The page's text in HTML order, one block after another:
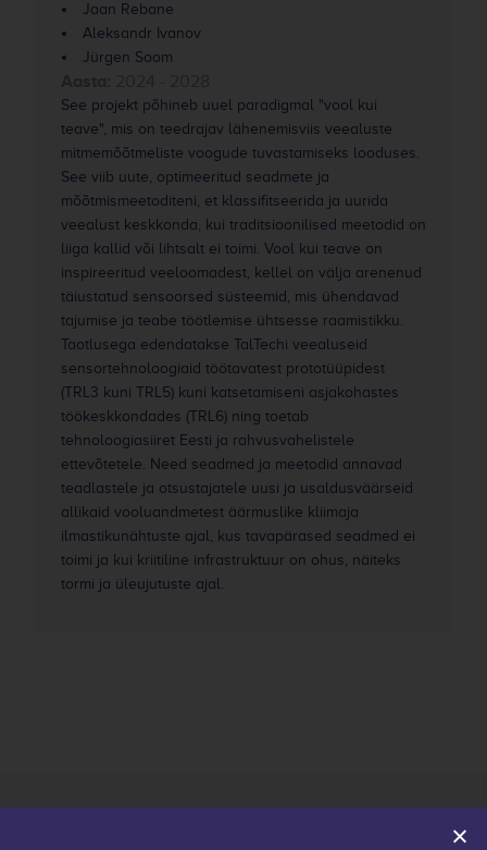
Jaan Rebane
Aleksandr Ivanov
Jürgen Soom
See projekt põhineb uuel paradigmal "vool kui
teave", mis on teedrajav lähenemisviis veealuste
mitmemõõtmeliste voogude tuvastamiseks looduses.
See viib uute, optimeeritud seadmete ja
mõõtmismeetoditeni, et klassifitseerida ja uurida
veealust keskkonda, kui traditsioonilised meetodid on
liiga kallid või lihtsalt ei toimi. Vool kui teave on
inspireeritud veeloomadest, kellel on välja arenenud
täiustatud sensoorsed süsteemid, mis ühendavad
tajumise ja teabe töötlemise ühtsesse raamistikku.
Taotlusega edendatakse TalTechi veealuseid
sensortehnoloogiaid töötavatest prototüüpidest
(TRL3 kuni TRL5) kuni katsetamiseni asjakohastes
töökeskkondades (TRL6) ning toetab
tehnoloogiasiiret Eesti ja rahvusvahelistele
ettevõtetele. Need seadmed ja meetodid annavad
teadlastele ja otsustajatele uusi ja usaldusväärseid
allikaid vooluandmetest äärmuslike kliimaja
ilmastikunähtuste ajal, kus tavapärased seadmed ei
toimi ja kui kriitiline infrastruktuur on ohus, näiteks
tormi ja üleujutuste ajal.